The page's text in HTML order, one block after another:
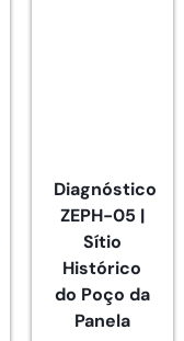
Diagnóstico
ZEPH-05 |
Sítio
Histórico
do Poço da
Panela